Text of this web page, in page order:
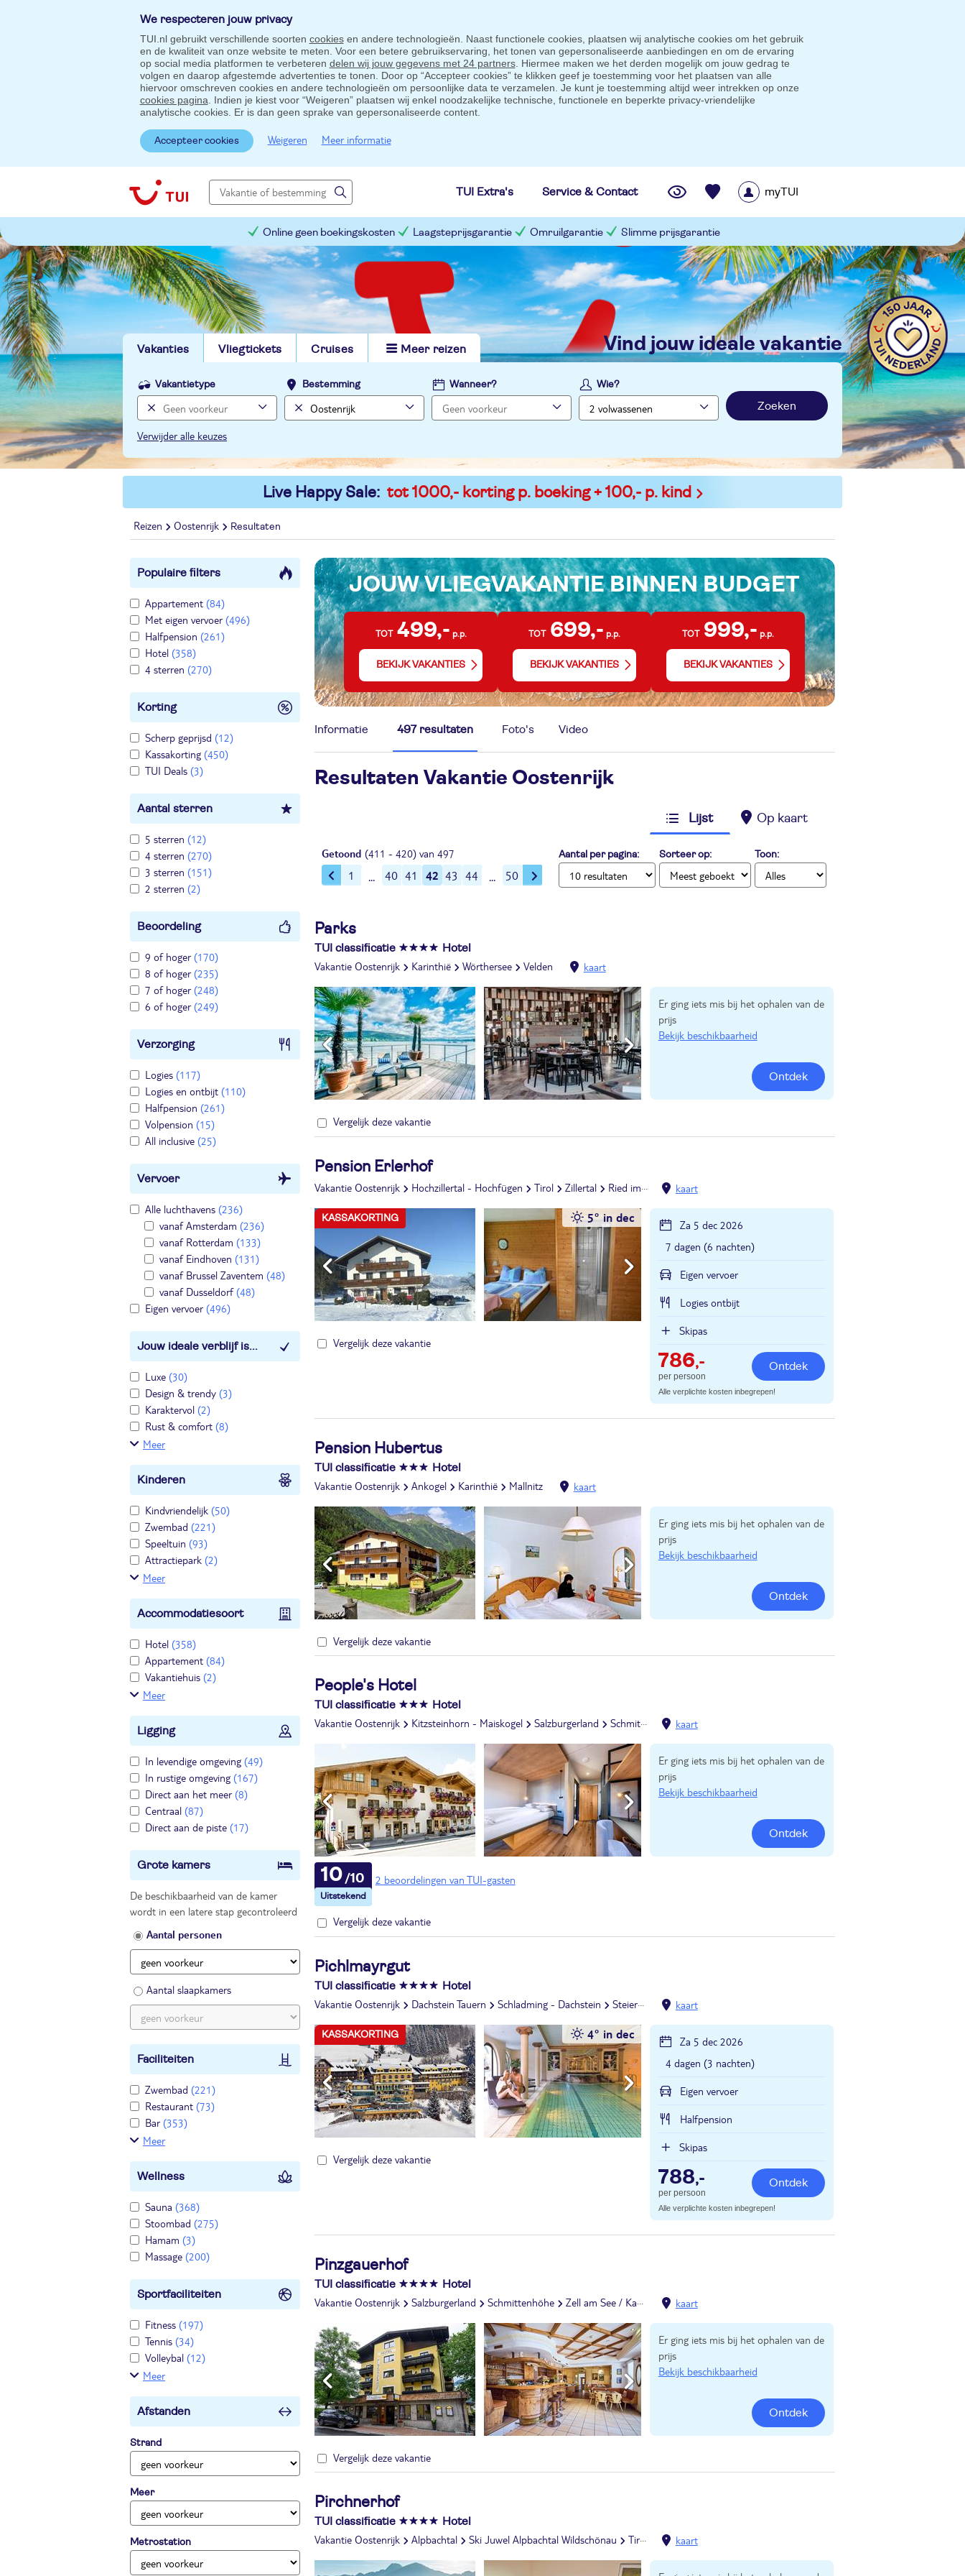
We respecteren jouw privacy
TUI.nl gebruikt verschillende soorten cookiesen andere technologieën. Naast functionele cookies, plaatsen wij analytische cookies om het gebruik
en de kwaliteit van onze website te meten. Voor een betere gebruikservaring, het tonen van gepersonaliseerde aanbiedingen en om de ervaring
op social media platformen te verbeteren delen wij jouw gegevens met 24 partners. Hiermee maken we het derden mogelijk om jouw gedrag te
volgen en daarop afgestemde advertenties te tonen. Door op “Accepteer cookies” te klikken geef je toestemming voor het plaatsen van alle
hiervoor omschreven cookies en andere technologieën om persoonlijke data te verzamelen. Je kunt je toestemming altijd weer intrekken op onze
cookies pagina . Indien je kiest voor “Weigeren” plaatsen wij enkel noodzakelijke technische, functionele en beperkte privacy-vriendelijke
analytische cookies. Er is dan geen sprake van gepersonaliseerde content.
Accepteer cookies Weigeren Meer informatie
TUI Extra's Service & Contact myTUI
Online geen boekingskosten Laagsteprijsgarantie Omruilgarantie Slimme prijsgarantie
Vakanties Vliegtickets Cruises Meer reizen vind jouw ideale vakantie
Vakantietype Bestemming Wanneer? Wie?
Zoeken
Verwijder alle keuzes
Live Happy Sale: tot 1000,- korting p. boeking + 100,- p. kind
Reizen Oostenrijk Resultaten
Populaire filters
Appartement (84)
Met eigen vervoer(496)
Halfpension (261)
Hotel (358)
4 sterren (270)
Korting
Scherp geprijsd (12)
Kassakorting (450)
TUI Deals (3)
Aantal sterren
5 sterren (12)
4 sterren (270)
3 sterren (151)
2 sterren (2)
Beoordeling
9 of hoger(170)
8 of hoger(235)
7 of hoger(248)
6 of hoger(249)
Verzorging
Logies (117)
Logies en ontbijt (110)
Halfpension (261)
Volpension (15)
All inclusive (25)
Vervoer
Alle luchthavens (236)
vanaf Amsterdam (236)
vanaf Rotterdam (133)
vanaf Eindhoven (131)
vanaf Brussel Zaventem (48)
vanaf Dusseldorf(48)
Eigen vervoer(496)
Jouw ideale verblijf is...
Luxe (30)
Design & trendy (3)
Karaktervol (2)
Rust & comfort (8)
Meer
Kinderen
Kindvriendelijk (50)
Zwembad (221)
Speeltuin (93)
Attractiepark (2)
Meer
Accommodatiesoort
Hotel (358)
Appartement (84)
Vakantiehuis (2)
Meer
Ligging
In levendige omgeving (49)
In rustige omgeving (167)
Direct aan het meer(8)
Centraal (87)
Direct aan de piste (17)
Grote kamers
De beschikbaarheid van de kamer
wordt in een latere stap gecontroleerd
Aantal personen
Aantal slaapkamers
Faciliteiten
Zwembad (221)
Restaurant (73)
Bar(353)
Meer
Wellness
Sauna (368)
Stoombad (275)
Hamam (3)
Massage (200)
Sportfaciliteiten
Fitness (197)
Tennis (34)
Volleybal (12)
Meer
Afstanden
Strand
Meer
Metrostation
JOUW VLIEGVAKANTIE BINNEN BUDGET
TOT 499,- p.p.
BEKIJK VAKANTIES
TOT 699,- p.p.
BEKIJK VAKANTIES
TOT 999,- p.p.
BEKIJK VAKANTIES
Informatie 497 resultaten Foto's Video
Resultaten Vakantie Oostenrijk
Lijst Op kaart
Getoond (411 - 420) van 497
1 40 41 42 43 44 50
Aantal per pagina: Sorteer op: Toon:
Parks
TUI classificatie Hotel
Vakantie Oostenrijk Karinthië Wörthersee Velden kaart
Vergelijk deze vakantie
Er ging iets mis bij het ophalen van de
prijs
Bekijk beschikbaarheid
Ontdek
Pension Erlerhof
Vakantie Oostenrijk Hochzillertal - Hochfügen Tirol Zillertal Ried im Zillertal kaart
5° in dec
KASSAKORTING
Vergelijk deze vakantie
Za 5 dec 2026
7 dagen (6 nachten)
Eigen vervoer
Logies ontbijt
Skipas
786,-
per persoon
Ontdek
Alle verplichte kosten inbegrepen!
Pension Hubertus
TUI classificatie Hotel
Vakantie Oostenrijk Ankogel Karinthië Mallnitz kaart
Vergelijk deze vakantie
Er ging iets mis bij het ophalen van de
prijs
Bekijk beschikbaarheid
Ontdek
People's Hotel
TUI classificatie Hotel
Vakantie Oostenrijk Kitzsteinhorn - Maiskogel Salzburgerland Schmittenhöhe Zell am See / Kaprun
kaart
2 beoordelingen van TUI-gasten
10
Vergelijk deze vakantie
Er ging iets mis bij het ophalen van de
prijs
Bekijk beschikbaarheid
Ontdek
Pichlmayrgut
TUI classificatie Hotel
Vakantie Oostenrijk Dachstein Tauern Schladming - Dachstein Steiermark Schladming
kaart
4° in dec
KASSAKORTING
Vergelijk deze vakantie
Za 5 dec 2026
4 dagen (3 nachten)
Eigen vervoer
Halfpension
Skipas
788,-
per persoon
Ontdek
Alle verplichte kosten inbegrepen!
Pinzgauerhof
TUI classificatie Hotel
Vakantie Oostenrijk Salzburgerland Schmittenhöhe Zell am See / Kaprun Zell am See
kaart
Vergelijk deze vakantie
Er ging iets mis bij het ophalen van de
prijs
Bekijk beschikbaarheid
Ontdek
Pirchnerhof
TUI classificatie Hotel
Vakantie Oostenrijk Alpbachtal Ski Juwel Alpbachtal Wildschönau Tirol Reith im Alpbachtal
kaart